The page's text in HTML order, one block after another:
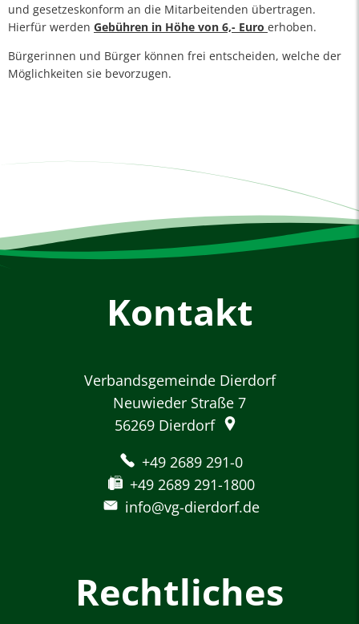
und gesetzeskonform an die Mitarbeitenden übertragen.
Hierfür werden Gebühren in Höhe von 6,- Euro erhoben.
Bürgerinnen und Bürger können frei entscheiden, welche der
Möglichkeiten sie bevorzugen.
Kontakt
Verbandsgemeinde Dierdorf
Neuwieder Straße 7
56269 Dierdorf
+49 2689 291-0
+49 2689 291-1800
info@vg-dierdorf.de
Rechtliches